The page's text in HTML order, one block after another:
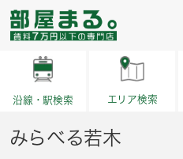
沿線・駅検索 エリア検索
みらべる若木